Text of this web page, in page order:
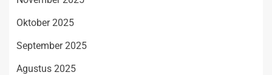
Oktober 2025
September 2025
Agustus 2025